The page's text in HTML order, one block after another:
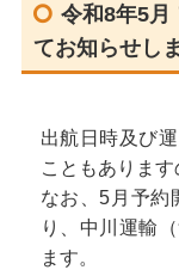
令和8年5月
てお知らせしま
出航日時及び
こともあります
なお、5月予約
り、中川運輸
ます。